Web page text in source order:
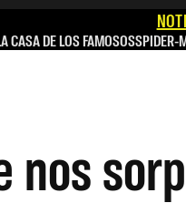
CASA DE LOS FAMOSOSSPIDER-
nos